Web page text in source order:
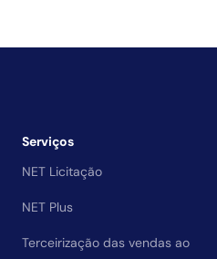
Serviços
NET Licitação
NET Plus
Terceirização das vendas ao